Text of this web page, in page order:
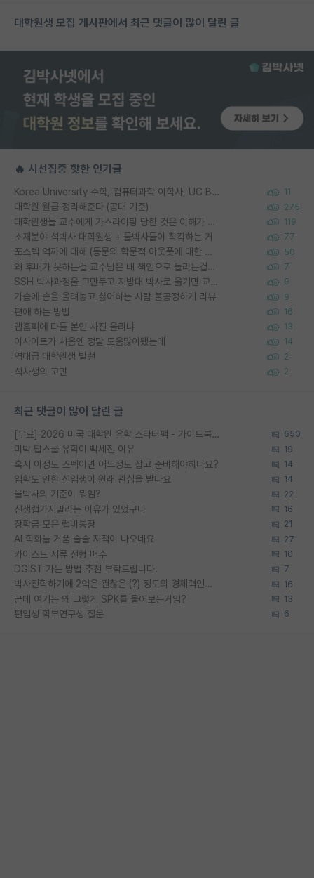
대학원생 모집 게시판에서 최근 댓글이 많이 달린 글
🔥 시선집중 핫한 인기글
Korea University 수학, 컴퓨터과학 이학사, UC Berkeley 산업공학 대학원 공학박사가 되는 것은 쉽지 않겠죠? 11
대학원 월급 정리해준다 (공대 기준) 275
대학원생들 교수에게 가스라이팅 당한 것은 이해가 갑니다. 안타깝네요. 119
소재분야 석박사 대학원생 + 물박사들이 착각하는 거 77
포스텍 억까에 대해 (동문의 학문적 아웃풋에 대한 반박) 50
왜 후배가 못하는걸 교수님은 내 책임으로 돌리는걸까요? 7
SSH 박사과정을 그만두고 지방대 박사로 옮기면 교수의 꿈은 끝일까요? 9
가슴에 손을 올려놓고 싫어하는 사람 불공정하게 리뷰 9
편애 하는 방법 16
랩홈피에 다들 본인 사진 올리냐 13
이사이트가 처음엔 정말 도움많이됐는데 14
역대급 대학원생 빌런 2
석사생의 고민 2
최근 댓글이 많이 달린 글
[무료] 2026 미국 대학원 유학 스타터팩 - 가이드북 & 합격자 컨택메일 템플릿 650
미박 탑스쿨 유학이 빡세진 이유 19
혹시 이정도 스펙이면 어느정도 잡고 준비해야하나요? 14
입학도 안한 신입생이 원래 관심을 받나요 14
물박사의 기준이 뭐임? 22
신생랩가지말라는 이유가 있었구나 16
장학금 모은 랩비통장 21
AI 학회들 거품 슬슬 지적이 나오네요 27
카이스트 서류 전형 배수 10
DGIST 가는 방법 추천 부탁드립니다. 7
박사진학하기에 2억은 괜찮은 (?) 정도의 경제력인가요 16
근데 여기는 왜 그렇게 SPK를 물어보는거임? 13
편입생 학부연구생 질문 6